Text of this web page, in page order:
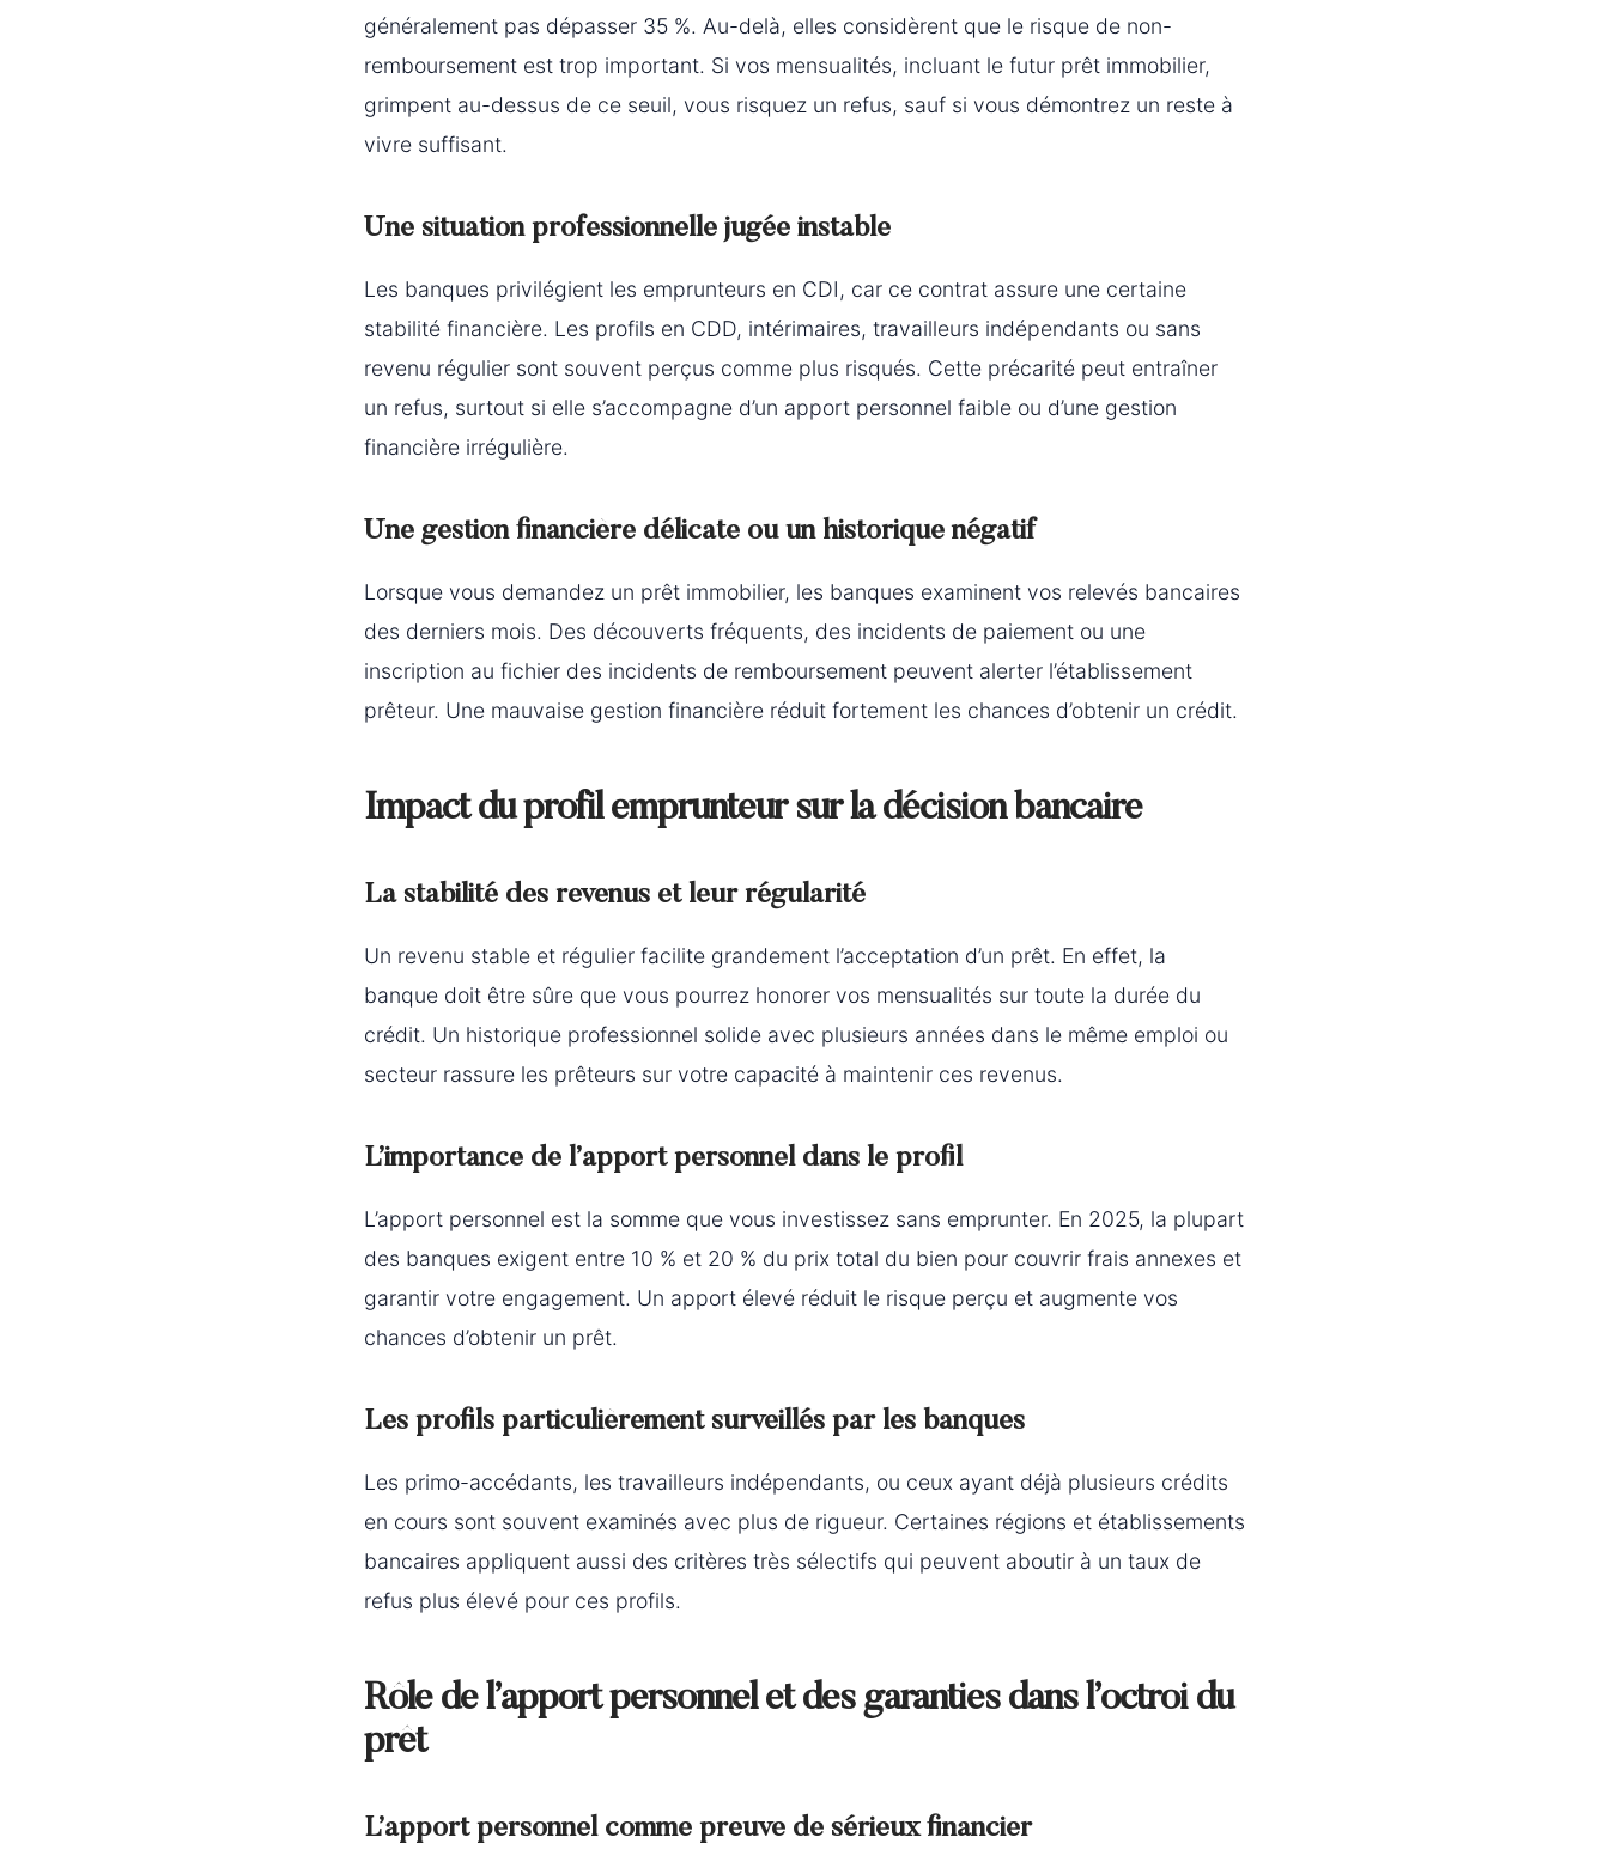
généralement pas dépasser 35 %. Au-delà, elles considèrent que le risque de non-
remboursement est trop important. Si vos mensualités, incluant le futur prêt immobilier,
grimpent au-dessus de ce seuil, vous risquez un refus, sauf si vous démontrez un reste à
vivre suffisant.
Une situation professionnelle jugée instable
Les banques privilégient les emprunteurs en CDI, car ce contrat assure une certaine
stabilité financière. Les profils en CDD, intérimaires, travailleurs indépendants ou sans
revenu régulier sont souvent perçus comme plus risqués. Cette précarité peut entraîner
un refus, surtout si elle s’accompagne d’un apport personnel faible ou d’une gestion
financière irrégulière.
Une gestion financière délicate ou un historique négatif
Lorsque vous demandez un prêt immobilier, les banques examinent vos relevés bancaires
des derniers mois. Des découverts fréquents, des incidents de paiement ou une
inscription au fichier des incidents de remboursement peuvent alerter l’établissement
prêteur. Une mauvaise gestion financière réduit fortement les chances d’obtenir un crédit.
Impact du profil emprunteur sur la décision bancaire
La stabilité des revenus et leur régularité
Un revenu stable et régulier facilite grandement l’acceptation d’un prêt. En effet, la
banque doit être sûre que vous pourrez honorer vos mensualités sur toute la durée du
crédit. Un historique professionnel solide avec plusieurs années dans le même emploi ou
secteur rassure les prêteurs sur votre capacité à maintenir ces revenus.
L’importance de l’apport personnel dans le profil
L’apport personnel est la somme que vous investissez sans emprunter. En 2025, la plupart
des banques exigent entre 10 % et 20 % du prix total du bien pour couvrir frais annexes et
garantir votre engagement. Un apport élevé réduit le risque perçu et augmente vos
chances d’obtenir un prêt.
Les profils particulièrement surveillés par les banques
Les primo-accédants, les travailleurs indépendants, ou ceux ayant déjà plusieurs crédits
en cours sont souvent examinés avec plus de rigueur. Certaines régions et établissements
bancaires appliquent aussi des critères très sélectifs qui peuvent aboutir à un taux de
refus plus élevé pour ces profils.
Rôle de l’apport personnel et des garanties dans l’octroi du
prêt
L’apport personnel comme preuve de sérieux financier